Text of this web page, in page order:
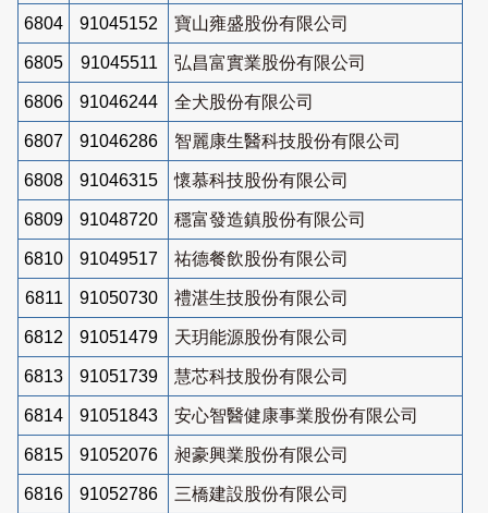
6804 91045152 寶山雍盛股份有限公司
6805 91045511 弘昌富實業股份有限公司
6806 91046244 全犬股份有限公司
6807 91046286 智麗康生醫科技股份有限公司
6808 91046315 懷慕科技股份有限公司
6809 91048720 穩富發造鎮股份有限公司
6810 91049517 祐德餐飲股份有限公司
6811 91050730 禮湛生技股份有限公司
6812 91051479 天玥能源股份有限公司
6813 91051739 慧芯科技股份有限公司
6814 91051843 安心智醫健康事業股份有限公司
6815 91052076 昶豪興業股份有限公司
6816 91052786 三橋建設股份有限公司